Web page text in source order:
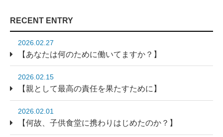
RECENT ENTRY
2026.02.27
【あなたは何のために働いてますか？】
2026.02.15
【親として最高の責任を果たすために】
2026.02.01
【何故、子供食堂に携わりはじめたのか？】